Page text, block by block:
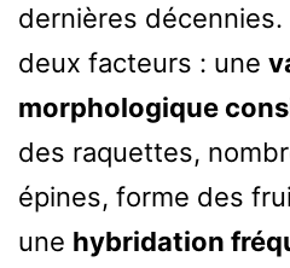
dernières
deux facteurs : une
morphologique
des raquettes,
épines, forme des
une hybridation